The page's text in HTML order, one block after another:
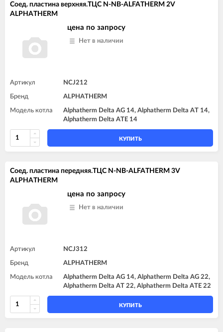
Соед. пластина верхняя.TЦC N-NB-ALFATHERM 2V
ALPHATHERM
цена по запросу
Нет в наличии
Артикул NCJ212
Бренд ALPHATHERM
Модель котла
Alphatherm Delta AG 14, Alphatherm Delta AT 14,
Alphatherm Delta ATE 14
КУПИТЬ
Соед. пластина передняя.TЦC N-NB-ALFATHERM 3V
ALPHATHERM
цена по запросу
Нет в наличии
Артикул NCJ312
Бренд ALPHATHERM
Модель котла
Alphatherm Delta AG 14, Alphatherm Delta AG 22,
Alphatherm Delta AT 22, Alphatherm Delta ATE 22
КУПИТЬ